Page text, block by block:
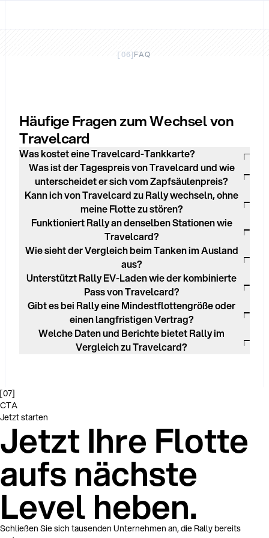
[06]FAQ
Häufige Fragen zum Wechsel von
Travelcard
Was kostet eine Travelcard-Tankkarte?
Was ist der Tagespreis von Travelcard und wie
unterscheidet er sich vom Zapfsäulenpreis?
Kann ich von Travelcard zu Rally wechseln, ohne
meine Flotte zu stören?
Funktioniert Rally an denselben Stationen wie
Travelcard?
Wie sieht der Vergleich beim Tanken im Ausland
aus?
Unterstützt Rally EV-Laden wie der kombinierte
Pass von Travelcard?
Gibt es bei Rally eine Mindestflottengröße oder
einen langfristigen Vertrag?
Welche Daten und Berichte bietet Rally im
Vergleich zu Travelcard?
[07]
CTA
Jetzt starten
Jetzt Ihre Flotte
aufs nächste
Level heben.
Schließen Sie sich tausenden Unternehmen an, die Rally bereits